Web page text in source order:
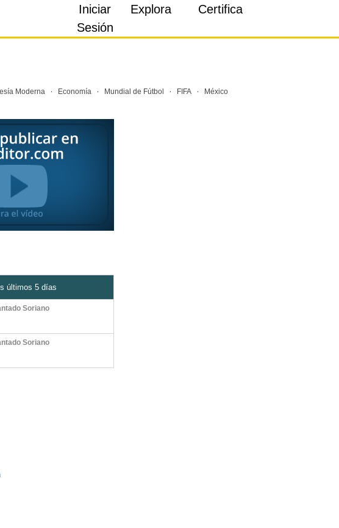
Iniciar
Sesión
Explora Certifica
Moderna· Economía· Mundial de Fútbol · FIFA· México
últimos 5 días
Soriano
Soriano